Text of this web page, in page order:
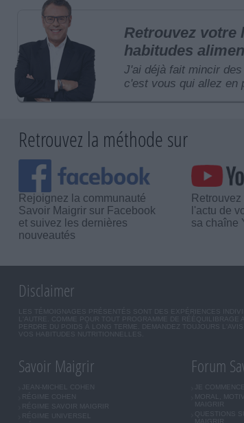
Retrouvez votre
habitudes
J'ai déjà fait mincir
c'est vous qui allez en
Retrouvez la méthode sur
Rejoignez la communauté
Savoir Maigrir sur Facebook
et suivez les dernières
nouveautés
l'actu de
sa chaîne
Disclaimer
LES TÉMOIGNAGES PRÉSENTÉS SONT DES EXPÉRIENCES
L'AUTRE. COMME POUR TOUT PROGRAMME DE
PERDRE DU POIDS À LONG TERME. DEMANDEZ TOUJOURS
VOS HABITUDES NUTRITIONNELLES.
Savoir Maigrir
JEAN-MICHEL COHEN
RÉGIME COHEN
RÉGIME SAVOIR MAIGRIR
RÉGIME UNIVERSEL
Forum
JE
MORAL,
MAIGRIR
QUESTIONS
MAIGRIR